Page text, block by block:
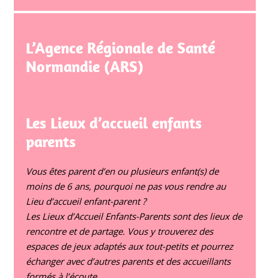
L’Agence Régionale de Santé
Normandie (ARS)
Les Lieux d’accueil enfants
parents
Vous êtes parent d’en ou plusieurs enfant(s) de
moins de 6 ans, pourquoi ne pas vous rendre au
Lieu d’accueil enfant-parent ?
Les Lieux d’Accueil Enfants-Parents sont des lieux de
rencontre et de partage. Vous y trouverez des
espaces de jeux adaptés aux tout-petits et pourrez
échanger avec d’autres parents et des accueillants